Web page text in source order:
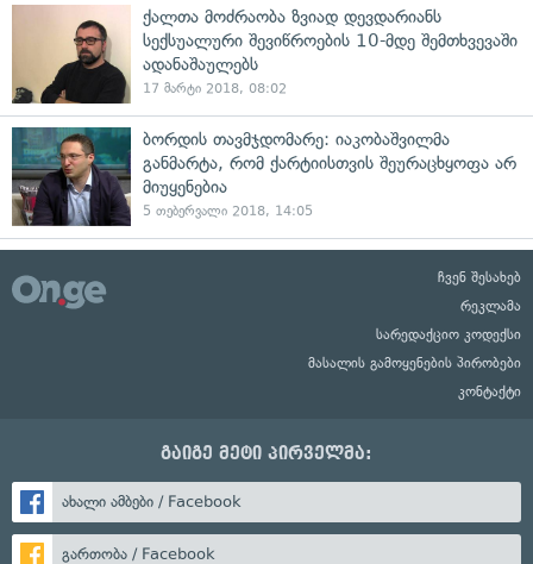
ქალთა მოძრაობა ზვიად დევდარიანს
სექსუალური შევიწროების 10-მდე შემთხვევაში
ადანაშაულებს
17 მარტი 2018, 08:02
ბორდის თავმჯდომარე: იაკობაშვილმა
განმარტა, რომ ქარტიისთვის შეურაცხყოფა არ
მიუყენებია
5 თებერვალი 2018, 14:05
ჩვენ შესახებ
რეკლამა
სარედაქციო კოდექსი
მასალის გამოყენების პირობები
კონტაქტი
გაიგე მეტი პირველმა:
ახალი ამბები / Facebook
გართობა / Facebook